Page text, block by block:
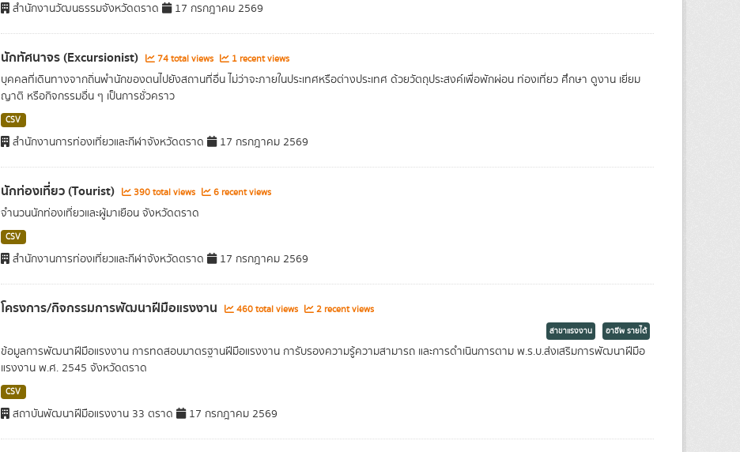
สำนักงานวัฒนธรรมจังหวัดตราด 17 กรกฎาคม 2569
นักทัศนาจร (Excursionist) 74 total views 1 recent views
บุคคลที่เดินทางจากถิ่นพำนักของตนไปยังสถานที่อื่น ไม่ว่าจะภายในประเทศหรือต่างประเทศ ด้วยวัตถุประสงค์เพื่อพักผ่อน ท่องเที่ยว ศึกษา ดูงาน เยี่ยม
ญาติ หรือกิจกรรมอื่น ๆ เป็นการชั่วคราว
CSV
สำนักงานการท่องเที่ยวและกีฬาจังหวัดตราด 17 กรกฎาคม 2569
นักท่องเที่ยว (Tourist) 390 total views 6 recent views
จำนวนนักท่องเที่ยวและผู้มาเยือน จังหวัดตราด
CSV
สำนักงานการท่องเที่ยวและกีฬาจังหวัดตราด 17 กรกฎาคม 2569
โครงการ/กิจกรรมการพัฒนาฝีมือแรงงาน 460 total views 2 recent views
สาขาแรงงาน อาชีพ รายได้
ข้อมูลการพัฒนาฝีมือแรงงาน การทดสอบมาตรฐานฝีมือแรงงาน การับรองความรู้ความสามารถ และการดำเนินการตาม พ.ร.บ.ส่งเสริมการพัฒนาฝีมือ
แรงงาน พ.ศ. 2545 จังหวัดตราด
CSV
สถาบันพัฒนาฝีมือแรงงาน 33 ตราด 17 กรกฎาคม 2569